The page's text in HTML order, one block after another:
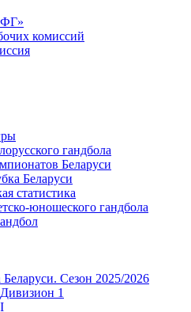
комиссий
гандбола
Беларуси
Беларуси
статистика
юношеского гандбола
Сезон 2025/2026
1